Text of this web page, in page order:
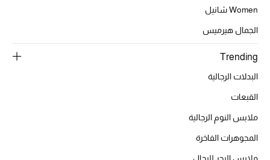
Women شانيل
الجمال هيرميس
Trending
البدلات الرجالية
القبعات
ملابس النوم الرجالية
المجوهرات الفاخرة